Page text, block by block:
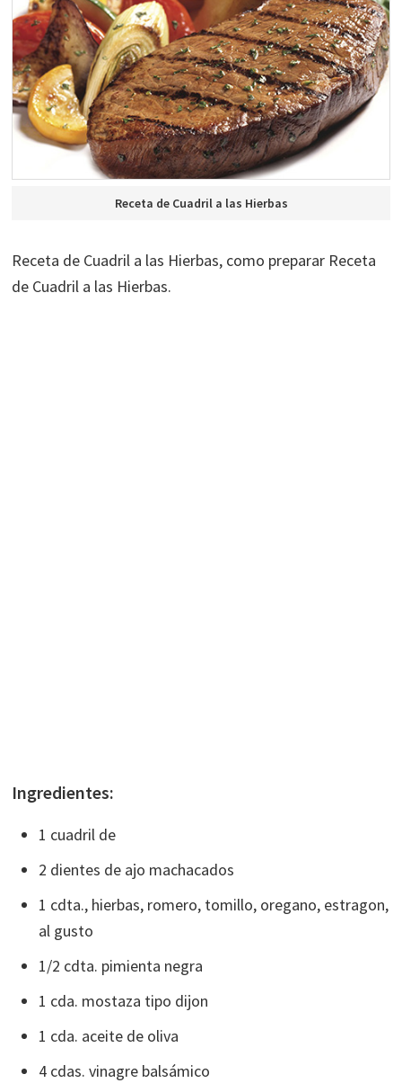
Receta de Cuadril a las Hierbas
Receta de Cuadril a las Hierbas, como preparar Receta
de Cuadril a las Hierbas.
Ingredientes:
1 cuadril de
2 dientes de ajo machacados
1 cdta., hierbas, romero, tomillo, oregano, estragon,
al gusto
1/2 cdta. pimienta negra
1 cda. mostaza tipo dijon
1 cda. aceite de oliva
4 cdas. vinagre balsámico